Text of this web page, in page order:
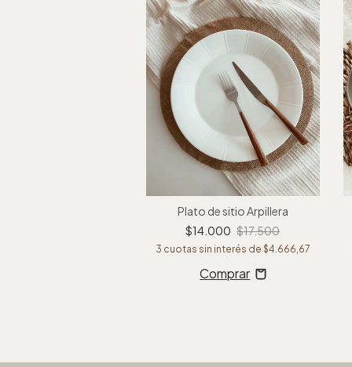
Plato de sitio Arpillera
$14.000 $17.500
3 cuotas sin interés de $4.666,67